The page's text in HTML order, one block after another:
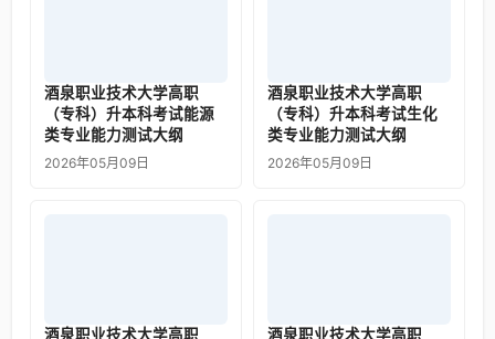
酒泉职业技术大学高职
（专科）升本科考试能源
类专业能力测试大纲
2026年05月09日
酒泉职业技术大学高职
（专科）升本科考试生化
类专业能力测试大纲
2026年05月09日
酒泉职业技术大学高职
酒泉职业技术大学高职